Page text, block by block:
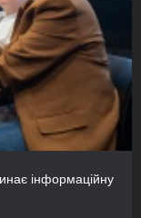
інформаційну